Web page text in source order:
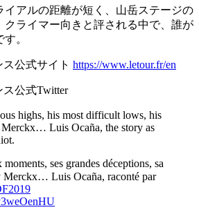
イアルの距離が短く、山岳ステージの
クライマー向きと評される中で、誰が
。
公式サイト https://www.letour.fr/en
公式Twitter
highs, his most difficult lows, his
Luis Ocaña, the story as
moments, ses grandes déceptions, sa
Merckx… Luis Ocaña, raconté par